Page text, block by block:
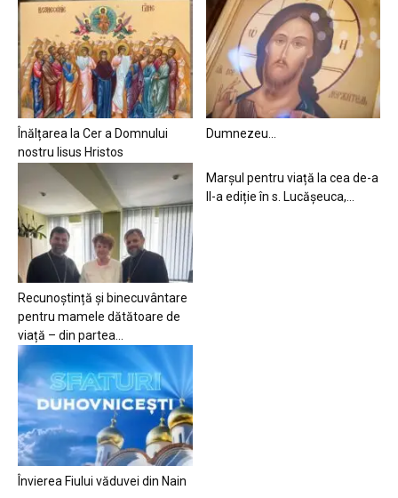
Înălțarea la Cer a Domnului
nostru Iisus Hristos
Dumnezeu…
Recunoștință și binecuvântare
pentru mamele dătătoare de
viață – din partea...
Marșul pentru viață la cea de-a
II-a ediție în s. Lucășeuca,...
Învierea Fiului văduvei din Nain